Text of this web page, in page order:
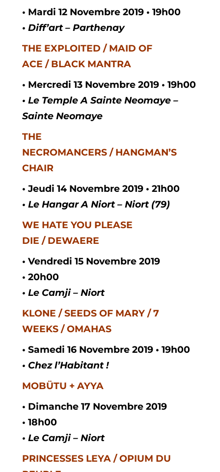
• Mardi 12 Novembre 2019 • 19h00
• Diff’art – Parthenay
THE EXPLOITED / MAID OF
ACE / BLACK MANTRA
• Mercredi 13 Novembre 2019 • 19h00
• Le Temple A Sainte Neomaye –
Sainte Neomaye
THE
NECROMANCERS / HANGMAN’S
CHAIR
• Jeudi 14 Novembre 2019 • 21h00
• Le Hangar A Niort – Niort (79)
WE HATE YOU PLEASE
DIE / DEWAERE
• Vendredi 15 Novembre 2019
• 20h00
• Le Camji – Niort
KLONE / SEEDS OF MARY / 7
WEEKS / OMAHAS
• Samedi 16 Novembre 2019 • 19h00
• Chez l’Habitant !
MOBÜTU + AYYA
• Dimanche 17 Novembre 2019
• 18h00
• Le Camji – Niort
PRINCESSES LEYA / OPIUM DU